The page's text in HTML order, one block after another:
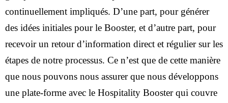
continuellement impliqués. D’une part, pour générer
des idées initiales pour le Booster, et d’autre part, pour
recevoir un retour d’information direct et régulier sur les
étapes de notre processus. Ce n’est que de cette manière
que nous pouvons nous assurer que nous développons
une plate-forme avec le Hospitality Booster qui couvre